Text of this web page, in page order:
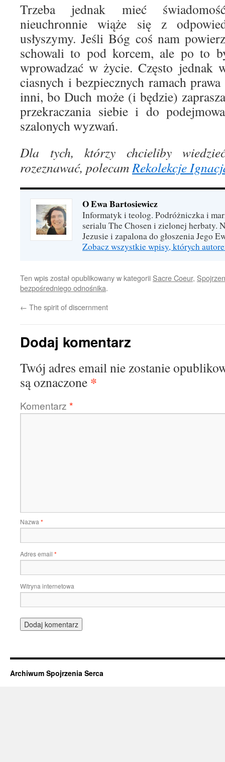
Trzeba jednak mieć
nieuchronnie wiąże się z
usłyszymy. Jeśli Bóg coś nam
schowali to pod korcem, ale po to
wprowadzać w życie. Często jednak
ciasnych i bezpiecznych ramach
inni, bo Duch może (i będzie)
przekraczania siebie i do
szalonych wyzwań.
Dla tych, którzy chcieliby
rozeznawać, polecamRekolekcje
O Ewa Bartosiewicz
Informatyk i teolog. Podróżniczka i
serialu The Chosen i zielonej herbaty.
Jezusie i zapalona do głoszenia Jego
Zobacz wszystkie wpisy, których
Ten wpis został opublikowany w kategorii Sacre Coeur,
bezpośredniego odnośnika.
← The spirit of discernment
Dodaj komentarz
Twój adres email nie zostanie
są oznaczone *
Komentarz *
Nazwa *
Adres email *
Witryna internetowa
Archiwum Spojrzenia Serca